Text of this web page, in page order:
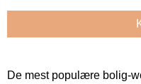
De mest populære bolig-